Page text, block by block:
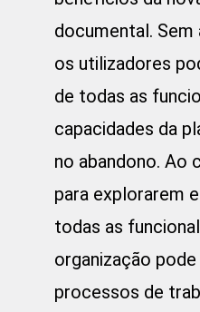
documental.
os utilizadores
de todas as
capacidades da
no abandono. Ao
para explorarem
todas as
organização
processos de